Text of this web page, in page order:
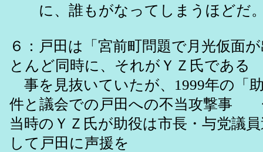
に、誰もがなってしまうほどだ
６：戸田は「宮前町問題で月光仮面
とんど同時に、それがＹＺ氏である
事を見抜いていたが、1999年の「
件と議会での戸田への不当攻撃事
当時のＹＺ氏が助役は市長・与党議
して戸田に声援を